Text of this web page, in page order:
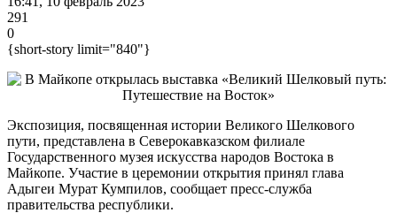
291
0
{short-story limit="840"}
Экспозиция, посвященная истории Великого Шелкового
пути, представлена в Северокавказском филиале
Государственного музея искусства народов Востока в
Майкопе. Участие в церемонии открытия принял глава
Адыгеи Мурат Кумпилов, сообщает пресс-служба
правительства республики.